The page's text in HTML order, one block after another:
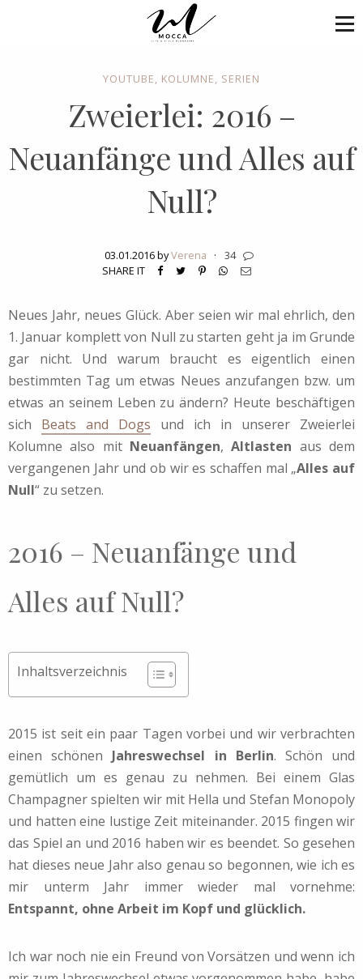
YOUTUBE, KOLUMNE, SERIEN
Zweierlei: 2016 –
Neuanfänge und Alles auf
Null?
03.01.2016 byVerena ·
34
SHARE IT
Neues Jahr, neues Glück. Aber seien wir mal ehrlich, den
1. Januar komplett von Null zu starten geht ja im Grunde
gar nicht. Und warum braucht es eigentlich einen
bestimmten Tag um etwas Neues anzufangen bzw. um
etwas an seinem Leben zu ändern? Heute beschäftigen
sich Beats and Dogs und ich in unserer Zweierlei
Kolumne also mit Neuanfängen,Altlasten aus dem
vergangenen Jahr und ob wir es schaffen mal „Alles auf
Null“ zu setzen.
2016 – Neuanfänge und
Alles auf Null?
Inhaltsverzeichnis
2015 ist seit ein paar Tagen vorbei und wir verbrachten
einen schönen Jahreswechsel in Berlin. Schön und
gemütlich um es genau zu nehmen. Bei einem Glas
Champagner spielten wir mit Hella und Stefan Monopoly
und hatten eine lustige Zeit miteinander. 2015 fingen wir
das Spiel an und 2016 haben wir es beendet. So gesehen
hat dieses neue Jahr also genau so begonnen, wie ich es
mir unterm Jahr immer wieder mal vornehme:
Entspannt, ohne Arbeit im Kopf und glücklich.
Ich war noch nie ein Freund von Vorsätzen und wenn ich